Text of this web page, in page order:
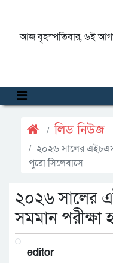
আজ বৃহস্পতিবার, ৬ই
লিড নিউজ
২০২৬ সালের
পুরো সিলেবাসে
২০২৬ সালের
সমমান পরীক্ষা
editor